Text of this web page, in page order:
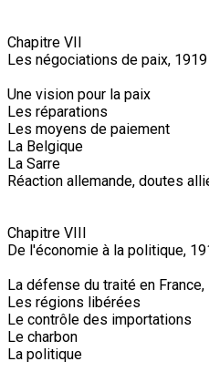
Chapitre VII
Les négociations de paix, 1919
Une vision pour la paix
Les réparations
Les moyens de paiement
La Belgique
La Sarre
Réaction allemande, doutes
Chapitre VIII
De l'économie à la politique,
La défense du traité en
Les régions libérées
Le contrôle des importations
Le charbon
La politique